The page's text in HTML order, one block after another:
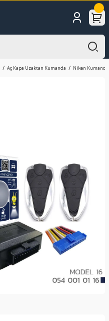
Aç Kapa Uzaktan Kumanda Niken